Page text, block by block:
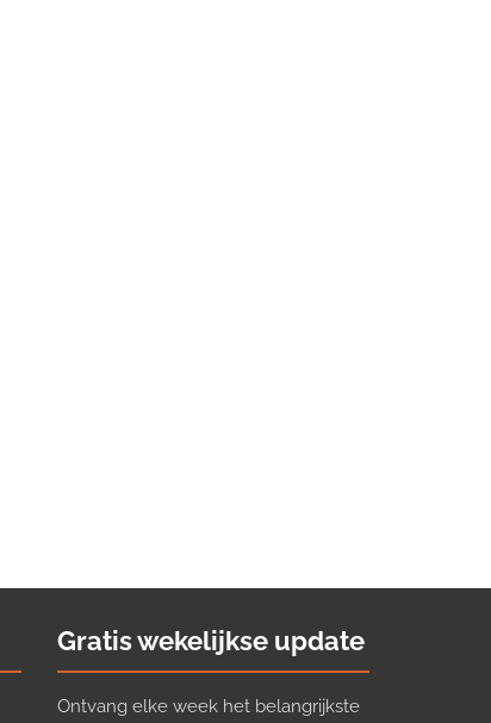
Gratis wekelijkse update
Ontvang elke week het belangrijkste